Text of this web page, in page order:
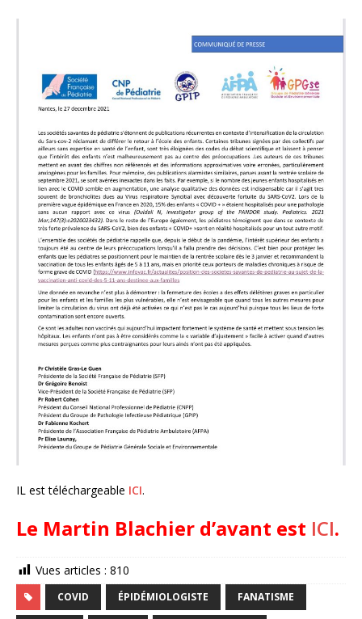
IL est téléchargeable ICI.
Le Martin Blachier d’avant est ICI.
Vues articles : 810
COVID ÉPIDÉMIOLOGISTE FANATISME